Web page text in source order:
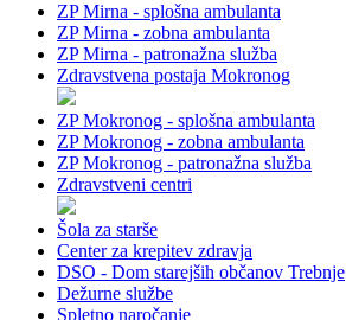
ZP Mirna - splošna ambulanta
ZP Mirna - zobna ambulanta
ZP Mirna - patronažna služba
Zdravstvena postaja Mokronog
ZP Mokronog - splošna ambulanta
ZP Mokronog - zobna ambulanta
ZP Mokronog - patronažna služba
Zdravstveni centri
Šola za starše
Center za krepitev zdravja
DSO - Dom starejših občanov Trebnje
Dežurne službe
Spletno naročanje